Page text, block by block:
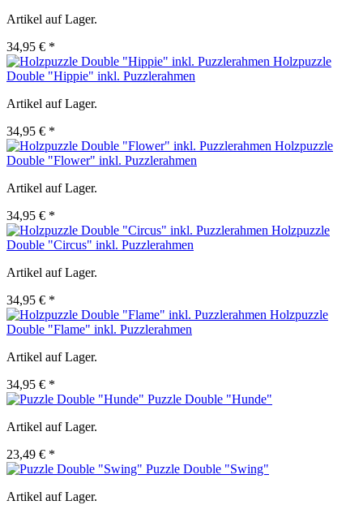
Artikel auf Lager.
34,95 € *
Holzpuzzle
Double "Hippie" inkl. Puzzlerahmen
Artikel auf Lager.
34,95 € *
Holzpuzzle
Double "Flower" inkl. Puzzlerahmen
Artikel auf Lager.
34,95 € *
Holzpuzzle
Double "Circus" inkl. Puzzlerahmen
Artikel auf Lager.
34,95 € *
Holzpuzzle
Double "Flame" inkl. Puzzlerahmen
Artikel auf Lager.
34,95 € *
Puzzle Double "Hunde"
Artikel auf Lager.
23,49 € *
Puzzle Double "Swing"
Artikel auf Lager.